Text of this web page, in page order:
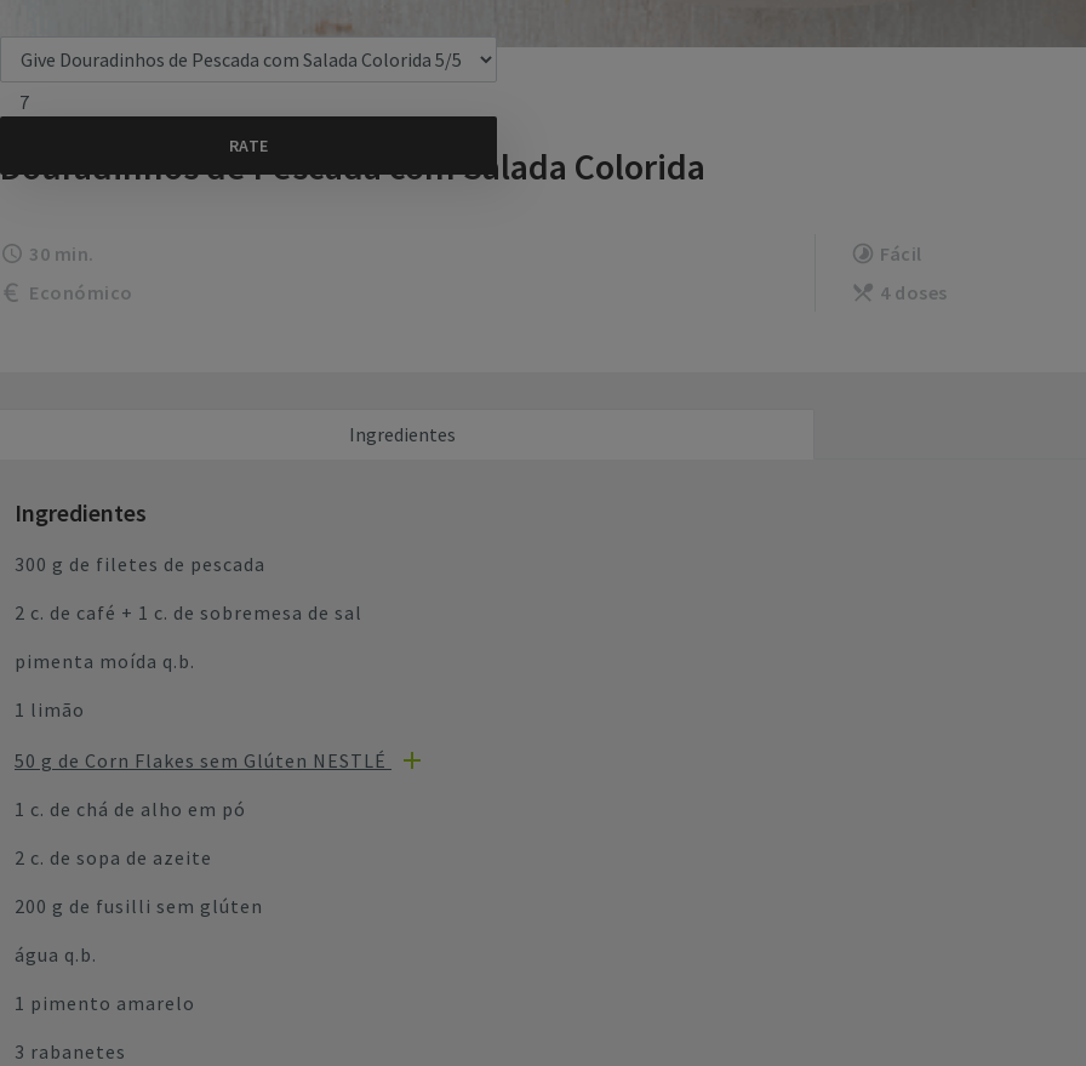
7
Douradinhos de Pescada com Salada Colorida
30 min.
Fácil
Económico
4 doses
Ingredientes
Ingredientes
300 g de filetes de pescada
2 c. de café + 1 c. de sobremesa de sal
pimenta moída q.b.
1 limão
50 g de Corn Flakes sem Glúten NESTLÉ
1 c. de chá de alho em pó
2 c. de sopa de azeite
200 g de fusilli sem glúten
água q.b.
1 pimento amarelo
3 rabanetes